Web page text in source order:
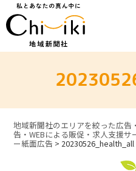
地域新聞社のエリアを絞った広告
告・WEBによる販促・求人支援サ
ー紙面広告 >20230526_health_all